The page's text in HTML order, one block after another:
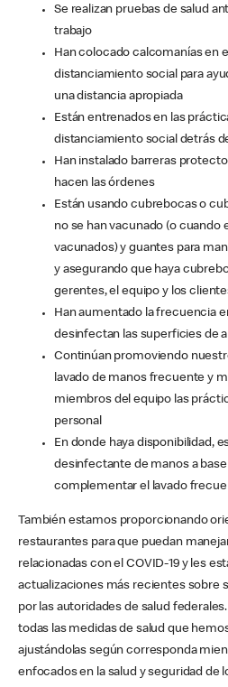
Se realizan pruebas de salud
trabajo
Han colocado calcomanías en
distanciamiento social para
una distancia apropiada
Están entrenados en las
distanciamiento social detrás
Han instalado barreras
hacen las órdenes
Están usando cubrebocas o
no se han vacunado (o cuando
vacunados) y guantes para
y asegurando que haya
gerentes, el equipo y los
Han aumentado la frecuencia
desinfectan las superficies de
Continúan promoviendo
lavado de manos frecuente y
miembros del equipo las
personal
En donde haya disponibilidad,
desinfectante de manos a
complementar el lavado
También estamos proporcionando
restaurantes para que puedan
relacionadas con el COVID-19 y les
actualizaciones más recientes sobre
por las autoridades de salud
todas las medidas de salud que
ajustándolas según corresponda
enfocados en la salud y seguridad de